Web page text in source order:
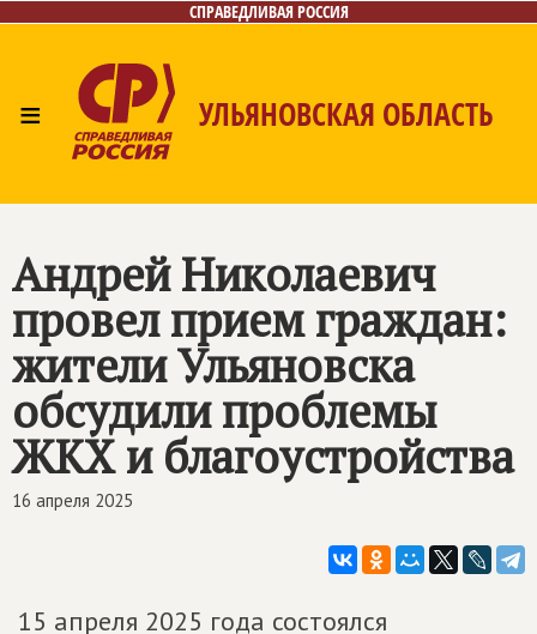
СПРАВЕДЛИВАЯ РОССИЯ
≡ УЛЬЯНОВСКАЯ ОБЛАСТЬ
Андрей Николаевич
провел прием граждан:
жители Ульяновска
обсудили проблемы
ЖКХ и благоустройства
16 апреля 2025
15 апреля 2025 года состоялся